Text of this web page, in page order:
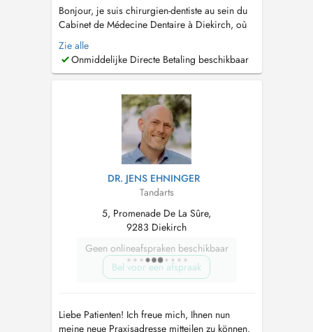
Bonjour, je suis chirurgien-dentiste au sein du
Cabinet de Médecine Dentaire à Diekirch, où
jaccueille mes patients les mercredis, jeudis et
vendredis. Je propose une prise en charge
complète des soins dentaires, incluant le
adultes et enfants, ...
Zie alle
Onmiddelijke Directe Betaling beschikbaar
DR. JENS EHNINGER
Tandarts
5, Promenade De La Sûre,
9283 Diekirch
Geen onlineafspraken beschikbaar
Bel voor een afspraak
Liebe Patienten! Ich freue mich, Ihnen nun
meine neue Praxisadresse mitteilen zu können.